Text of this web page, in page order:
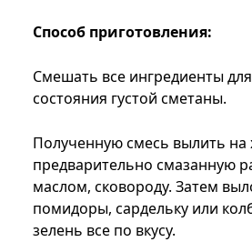
Способ приготовления:
Смешать все ингредиенты для
состояния густой сметаны.
Полученную смесь вылить на
предварительно смазанную
маслом, сковороду. Затем
помидоры, сардельку или
зелень все по вкусу.